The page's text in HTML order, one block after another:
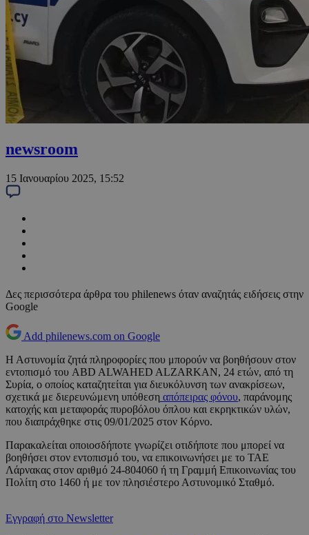
newsroom
15 Ιανουαρίου 2025, 15:52
Δες περισσότερα άρθρα του philenews όταν αναζητάς ειδήσεις στην
Google
Add philenews.com on Google
Η Αστυνομία ζητά πληροφορίες που μπορούν να βοηθήσουν στον
εντοπισμό του ABD ALWAHED ALZARKAN, 24 ετών, από τη
Συρία, ο οποίος καταζητείται για διευκόλυνση των ανακρίσεων,
σχετικά με διερευνώμενη υπόθεση απόπειρας φόνου, παράνομης
κατοχής και μεταφοράς πυροβόλου όπλου και εκρηκτικών υλών,
που διαπράχθηκε στις 09/01/2025 στον Κόρνο.
Παρακαλείται οποιοσδήποτε γνωρίζει οτιδήποτε που μπορεί να
βοηθήσει στον εντοπισμό του, να επικοινωνήσει με το ΤΑΕ
Λάρνακας στον αριθμό 24-804060 ή τη Γραμμή Επικοινωνίας του
Πολίτη στο 1460 ή με τον πλησιέστερο Αστυνομικό Σταθμό.
Εγγραφή στο Newsletter